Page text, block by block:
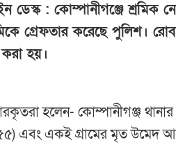
ডেস্ক : কোম্পানীগঞ্জে শ্রমিক
গ্রেফতার করেছে পুলিশ।
হয়।
হলেন- কোম্পানীগঞ্জ
এবং একই গ্রামের মৃত উমেদ